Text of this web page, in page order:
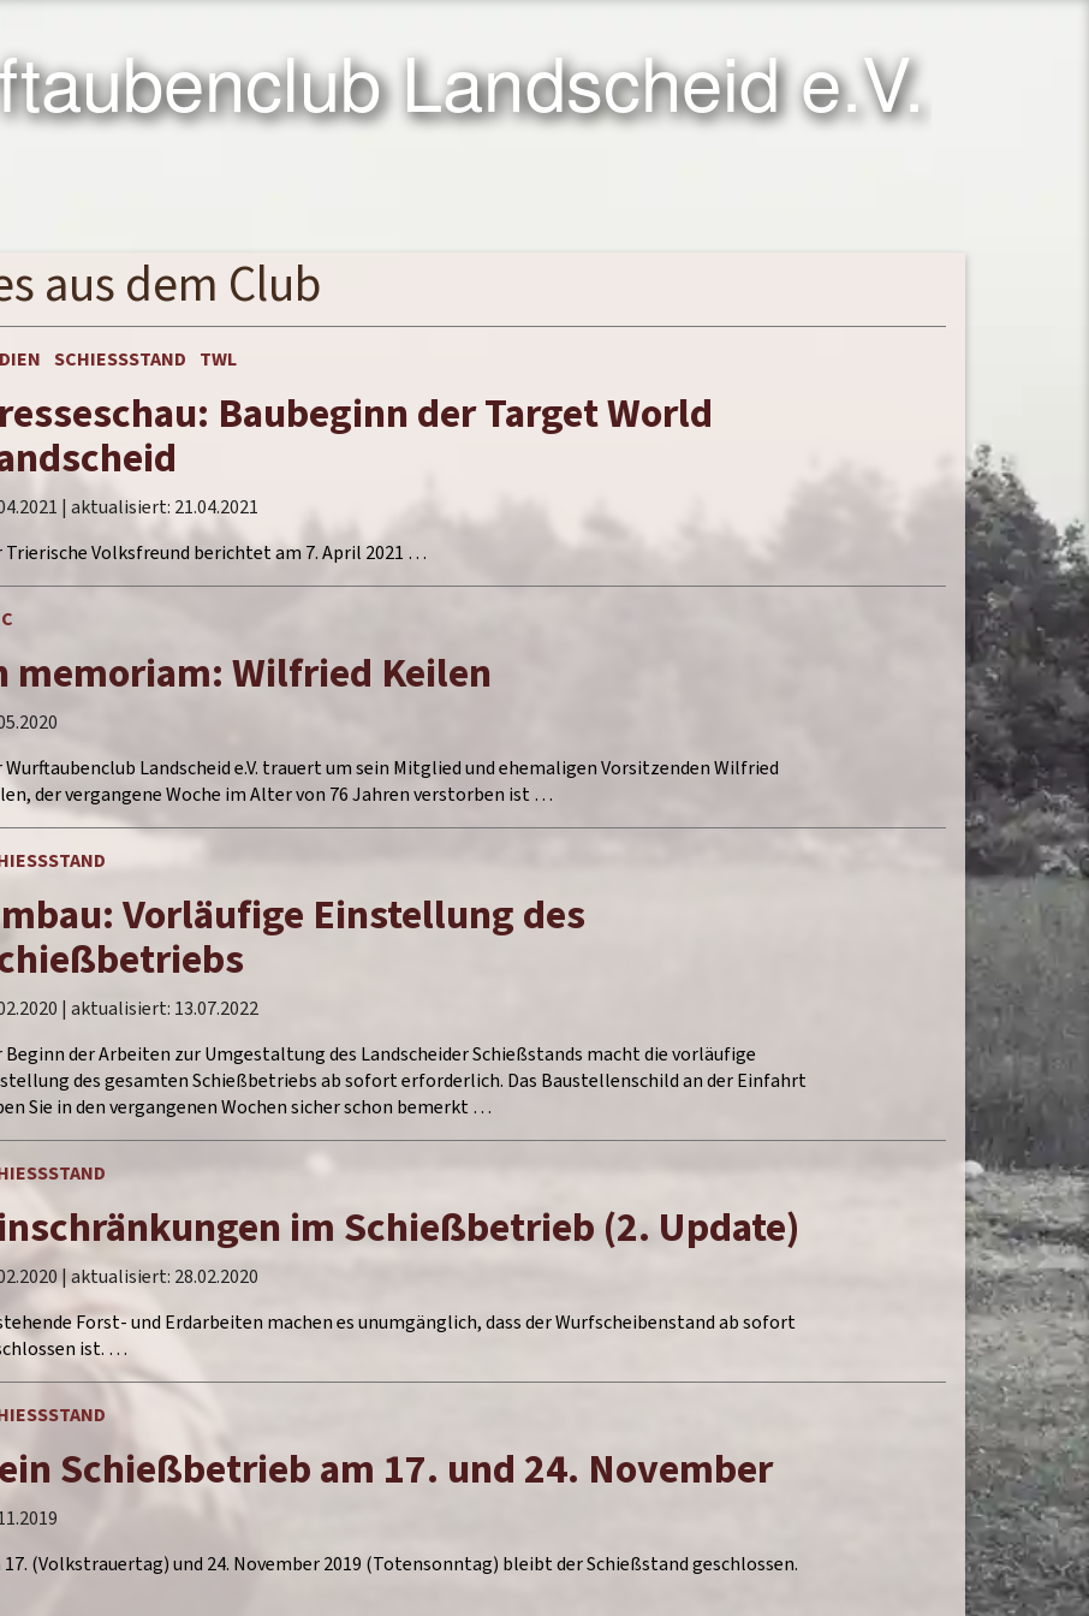
Landscheid e.V.
aus dem Club
SCHIESSSTAND TWL
Baubeginn der Target World
| aktualisiert: 21.04.2021
Trierische Volksfreund berichtet am 7. April 2021 …
memoriam: Wilfried Keilen
Wurftaubenclub Landscheid e.V. trauert um sein Mitglied und ehemaligen Vorsitzenden Wilfried
der vergangene Woche im Alter von 76 Jahren verstorben ist …
Vorläufige Einstellung des
| aktualisiert: 13.07.2022
Beginn der Arbeiten zur Umgestaltung des Landscheider Schießstands macht die vorläufige
des gesamten Schießbetriebs ab sofort erforderlich. Das Baustellenschild an der Einfahrt
Sie in den vergangenen Wochen sicher schon bemerkt …
im Schießbetrieb (2. Update)
| aktualisiert: 28.02.2020
Forst- und Erdarbeiten machen es unumgänglich, dass der Wurfscheibenstand ab sofort
ist. …
Schießbetrieb am 17. und 24. November
17. (Volkstrauertag) und 24. November 2019 (Totensonntag) bleibt der Schießstand geschlossen.